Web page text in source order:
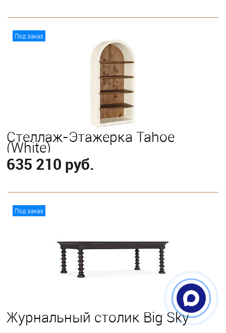
Под заказ
Стеллаж-Этажерка Tahoe
(White)
635 210 руб.
Под заказ
Журнальный столик Big Sky